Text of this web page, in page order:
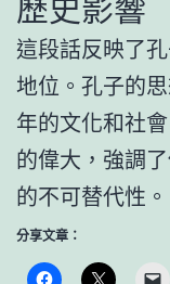
歷史影響
這段話反映了
地位。孔子的
年的文化和社
的偉大，強調
的不可替代性。
分享文章：